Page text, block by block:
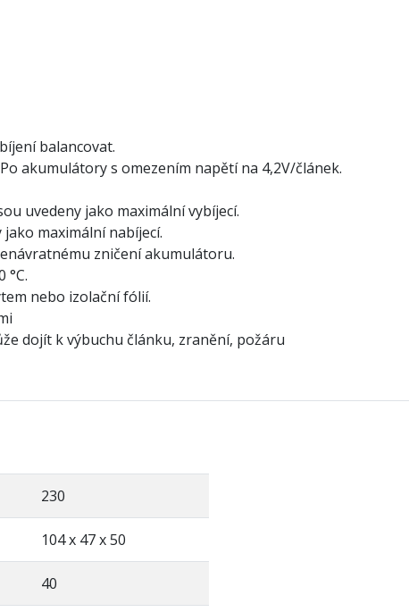
balancovat.
akumulátory s omezením napětí na 4,2V/článek.
uvedeny jako maximální vybíjecí.
maximální nabíjecí.
zničení akumulátoru.
nebo izolační fólií.
dojít k výbuchu článku, zranění, požáru
230
104 x 47 x 50
40